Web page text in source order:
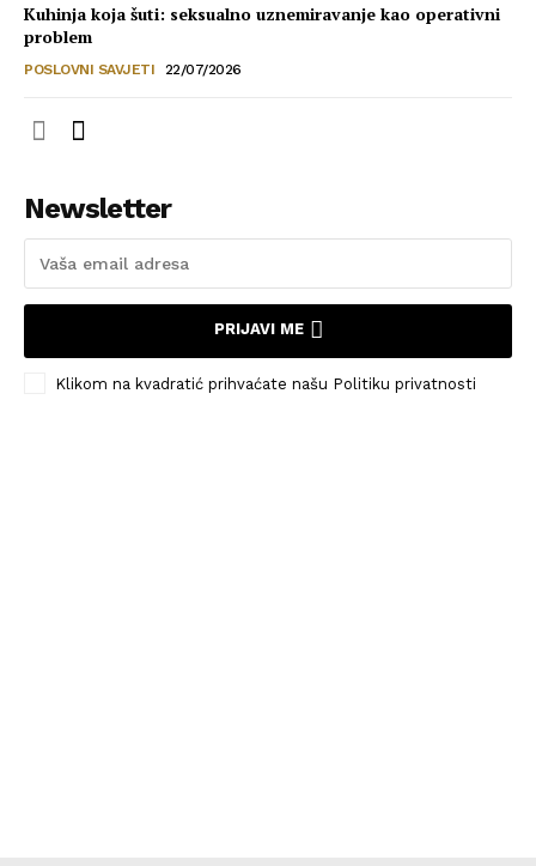
Kuhinja koja šuti: seksualno uznemiravanje kao operativni
problem
POSLOVNI SAVJETI 22/07/2026
Newsletter
PRIJAVI ME
Klikom na kvadratić prihvaćate našu Politiku privatnosti